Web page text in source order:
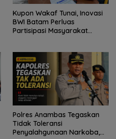
Kupon Wakaf Tunai, Inovasi
BWI Batam Perluas
Partisipasi Masyarakat
Polres Anambas Tegaskan
Tidak Toleransi
Penyalahgunaan Narkoba,